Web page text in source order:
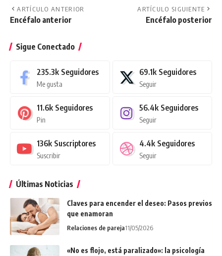
ARTÍCULO ANTERIOR
Encéfalo anterior
ARTÍCULO SIGUIENTE
Encéfalo posterior
Sigue Conectado
235.3k Seguidores
Me gusta
69.1k Seguidores
Seguir
11.6k Seguidores
Pin
56.4k Seguidores
Seguir
136k Suscriptores
Suscribir
4.4k Seguidores
Seguir
Últimas Noticias
Claves para encender el deseo: Pasos previos
que enamoran
Relaciones de pareja11/05/2026
«No es flojo, está paralizado»: la psicología